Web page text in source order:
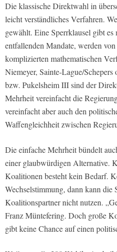
Die klassische Direktwahl in
leicht verständliches Verfahren.
gewählt. Eine Sperrklausel gibt
entfallenden Mandate, werden
komplizierten mathematischen
Niemeyer, Sainte-Lague/
bzw. Pukelsheim III sind der
Mehrheit vereinfacht die
vereinfacht aber auch den
Waffengleichheit zwischen
Die einfache Mehrheit bündelt
einer glaubwürdigen Alternative.
Koalitionen besteht kein Bedarf.
Wechselstimmung, dann kann die
Koalitionspartner nicht nutzen.
Franz Müntefering. Doch große
gibt keine Chance auf einen